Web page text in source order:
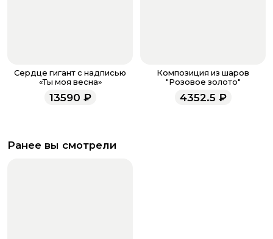
Сердце гигант с надписью
«Ты моя весна»
13590 ₽
Композиция из шаров
"Розовое золото"
4352.5₽
Ранее вы смотрели